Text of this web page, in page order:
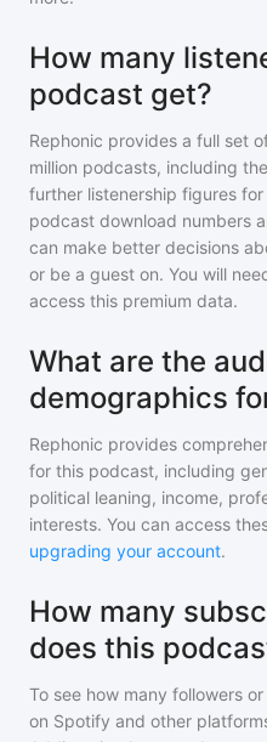
How many
podcast get?
Rephonic provides a full set
million podcasts, including
further listenership figures for
podcast download numbers
can make better decisions
or be a guest on. You will
access this premium data.
What are the
demographics
Rephonic provides
for this podcast, including
political leaning, income,
interests. You can access
upgrading your account.
How many
does this
To see how many followers
on Spotify and other